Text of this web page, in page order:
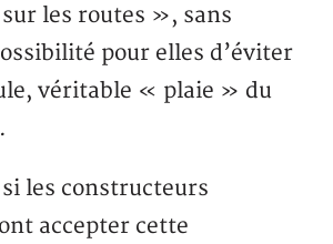
les routes », sans
pour elles d’éviter
véritable « plaie » du
les constructeurs
accepter cette